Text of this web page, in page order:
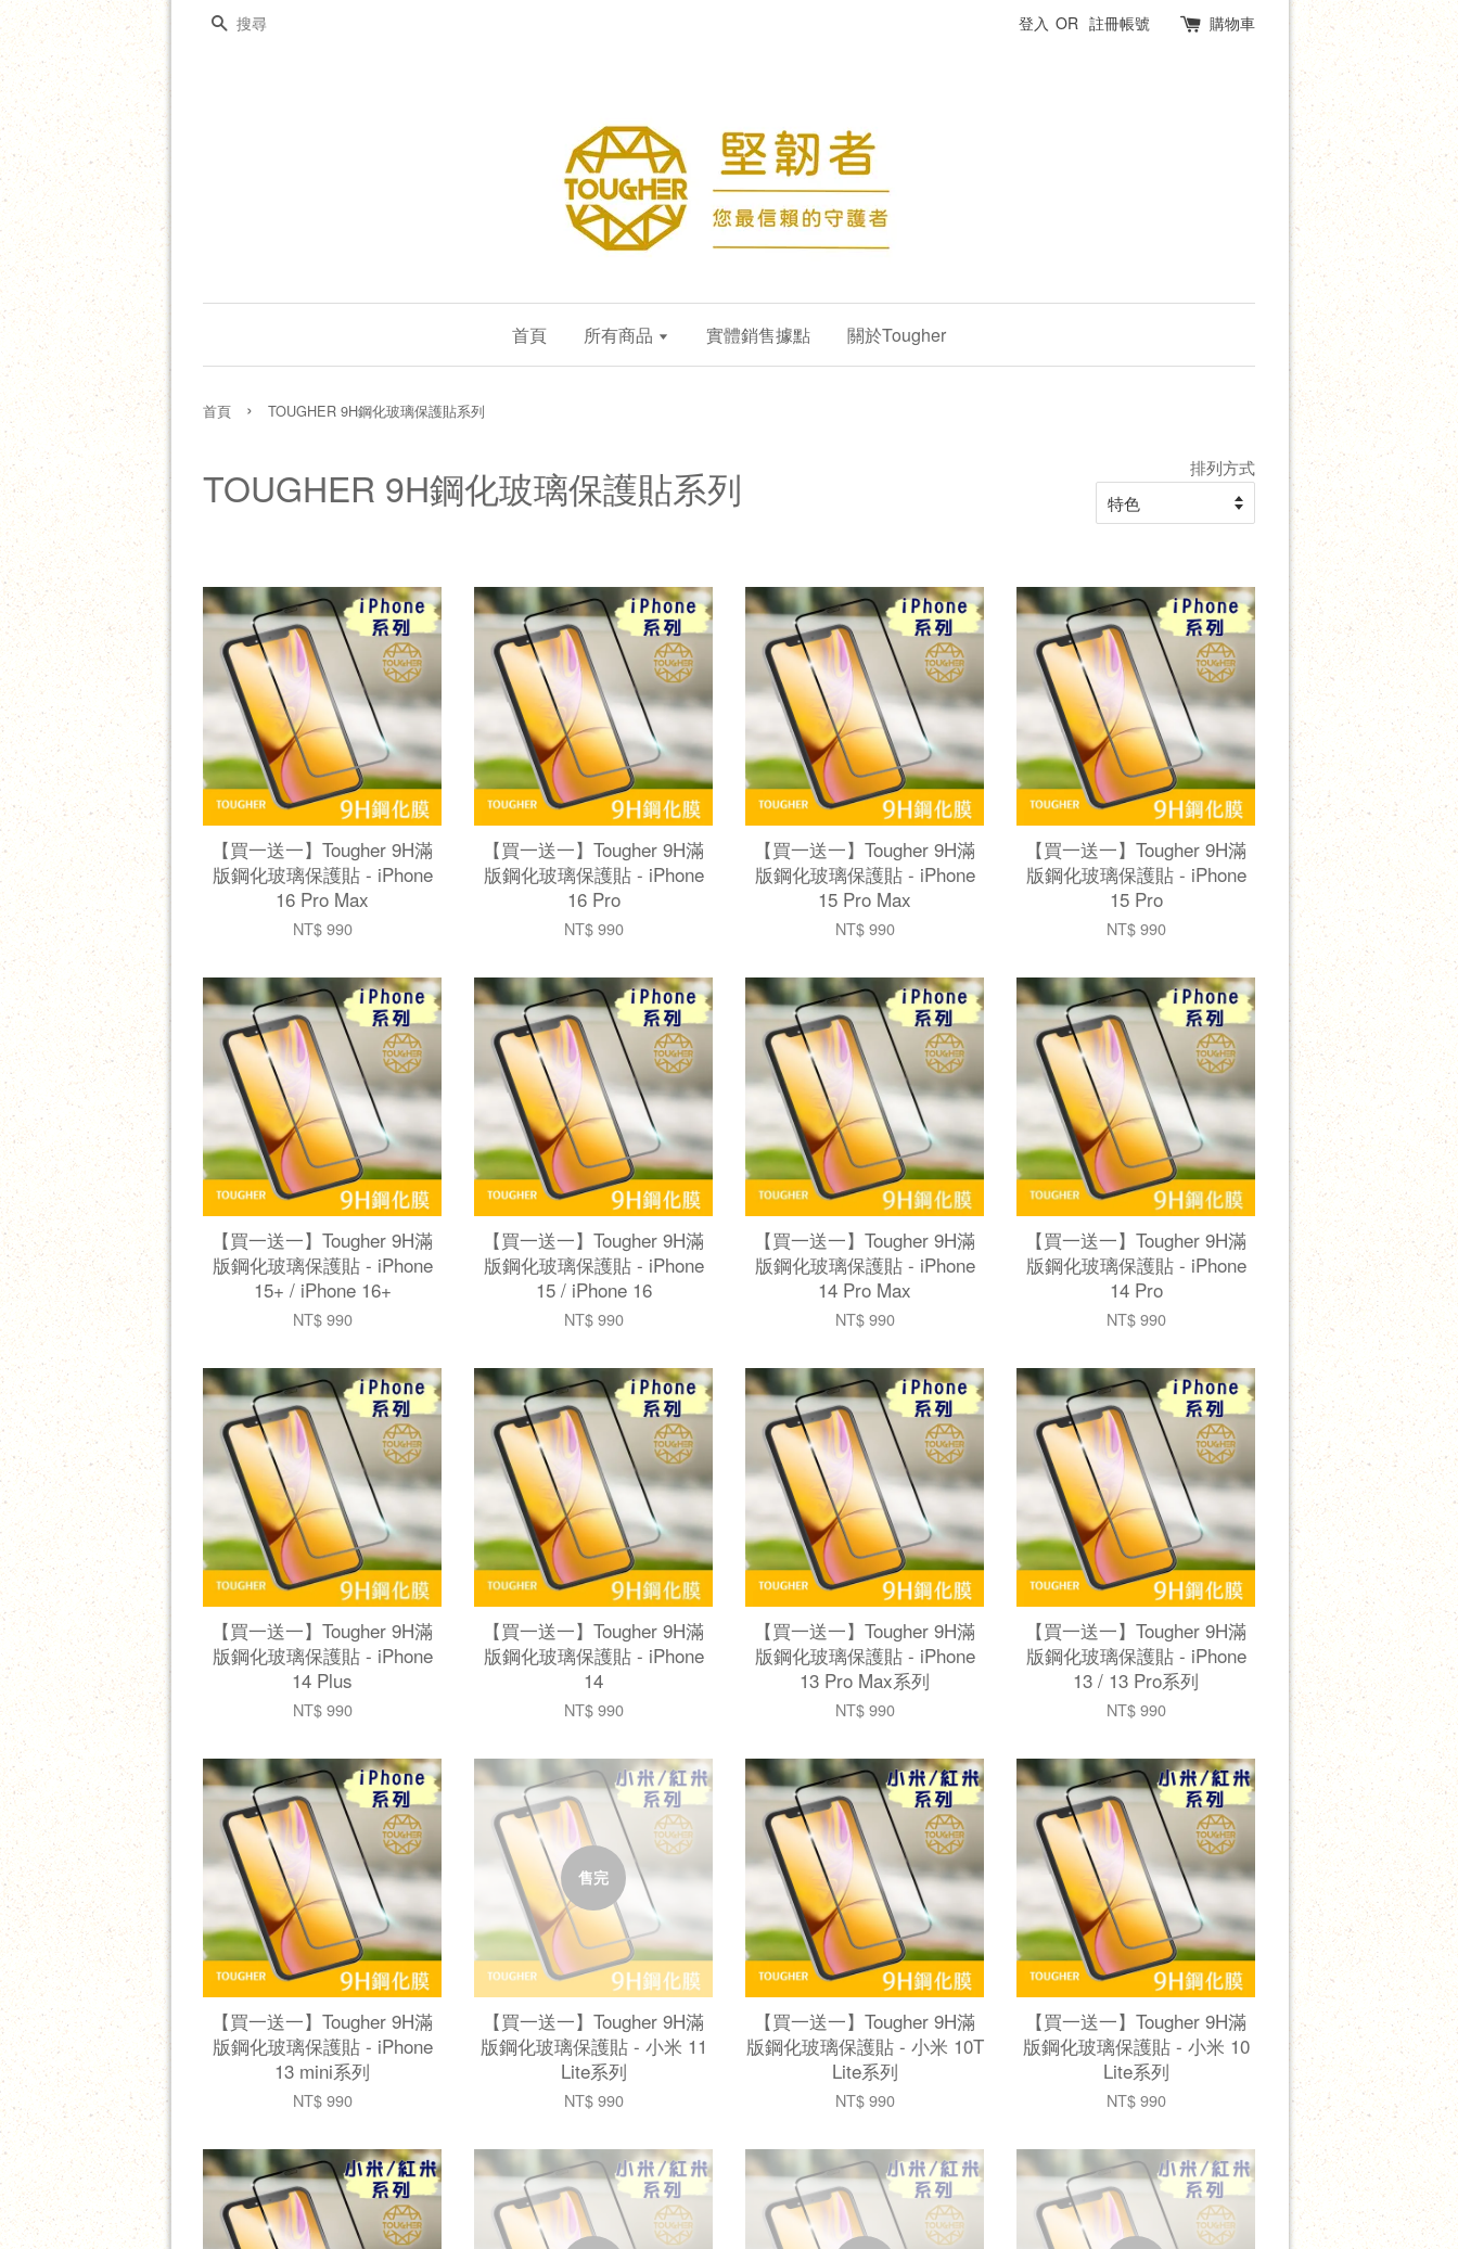
搜尋 登入 OR 註冊帳號 購物車
首頁 所有商品 實體銷售據點 關於Tougher
首頁 › TOUGHER 9H鋼化玻璃保護貼系列
TOUGHER 9H鋼化玻璃保護貼系列 排列方式
【買一送一】Tougher 9H滿
版鋼化玻璃保護貼 - iPhone
16 Pro Max
NT$ 990
【買一送一】Tougher 9H滿
版鋼化玻璃保護貼 - iPhone
16 Pro
NT$ 990
【買一送一】Tougher 9H滿
版鋼化玻璃保護貼 - iPhone
15 Pro Max
NT$ 990
【買一送一】Tougher 9H滿
版鋼化玻璃保護貼 - iPhone
15 Pro
NT$ 990
【買一送一】Tougher 9H滿
版鋼化玻璃保護貼 - iPhone
15+ / iPhone 16+
NT$ 990
【買一送一】Tougher 9H滿
版鋼化玻璃保護貼 - iPhone
15 / iPhone 16
NT$ 990
【買一送一】Tougher 9H滿
版鋼化玻璃保護貼 - iPhone
14 Pro Max
NT$ 990
【買一送一】Tougher 9H滿
版鋼化玻璃保護貼 - iPhone
14 Pro
NT$ 990
【買一送一】Tougher 9H滿
版鋼化玻璃保護貼 - iPhone
14 Plus
NT$ 990
【買一送一】Tougher 9H滿
版鋼化玻璃保護貼 - iPhone
14
NT$ 990
【買一送一】Tougher 9H滿
版鋼化玻璃保護貼 - iPhone
13 Pro Max系列
NT$ 990
【買一送一】Tougher 9H滿
版鋼化玻璃保護貼 - iPhone
13 / 13 Pro系列
NT$ 990
【買一送一】Tougher 9H滿
版鋼化玻璃保護貼 - iPhone
13 mini系列
NT$ 990
售完
【買一送一】Tougher 9H滿
版鋼化玻璃保護貼 - 小米 11
Lite系列
NT$ 990
【買一送一】Tougher 9H滿
版鋼化玻璃保護貼 - 小米 10T
Lite系列
NT$ 990
【買一送一】Tougher 9H滿
版鋼化玻璃保護貼 - 小米 10
Lite系列
NT$ 990